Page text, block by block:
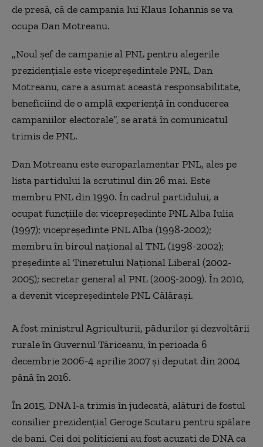
de presă, că de campania lui Klaus Iohannis se va
ocupa Dan Motreanu.
„Noul șef de campanie al PNL pentru alegerile
prezidențiale este vicepreședintele PNL, Dan
Motreanu, care a asumat această responsabilitate,
beneficiind de o amplă experiență în conducerea
campaniilor electorale”, se arată în comunicatul
trimis de PNL.
Dan Motreanu este europarlamentar PNL, ales pe
lista partidului la scrutinul din 26 mai. Este
membru PNL din 1990. În cadrul partidului, a
ocupat funcţiile de: vicepreşedinte PNL Alba Iulia
(1997); vicepreşedinte PNL Alba (1998-2002);
membru în biroul naţional al TNL (1998-2002);
preşedinte al Tineretului Naţional Liberal (2002-
2005); secretar general al PNL (2005-2009). În 2010,
a devenit vicepreşedintele PNL Călăraşi.
A fost ministrul Agriculturii, pădurilor şi dezvoltării
rurale în Guvernul Tăriceanu, în perioada 6
decembrie 2006-4 aprilie 2007 și deputat din 2004
până în 2016.
În 2015, DNA l-a trimis în judecată, alături de fostul
consilier prezidențial Geroge Scutaru pentru spălare
de bani. Cei doi politicieni au fost acuzati de DNA ca